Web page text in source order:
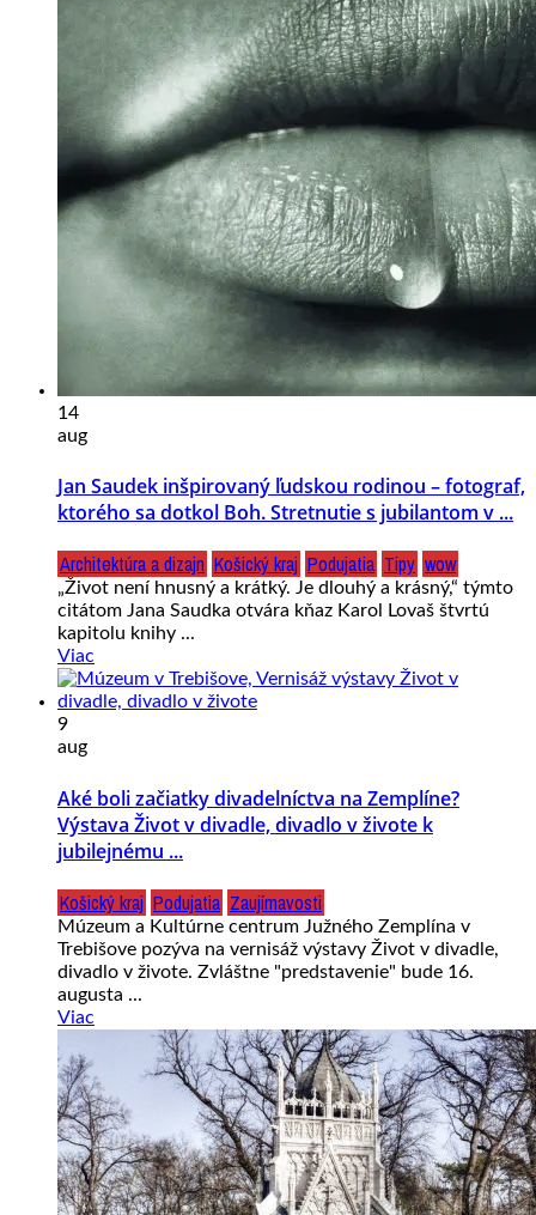
14
aug
Jan Saudek inšpirovaný ľudskou rodinou – fotograf,
ktorého sa dotkol Boh. Stretnutie s jubilantom v ...
Architektúra a dizajn Košický kraj Podujatia Tipy wow
„Život není hnusný a krátký. Je dlouhý a krásný,“ týmto
citátom Jana Saudka otvára kňaz Karol Lovaš štvrtú
kapitolu knihy ...
Viac
9
aug
Aké boli začiatky divadelníctva na Zemplíne?
Výstava Život v divadle, divadlo v živote k
jubilejnému ...
Košický kraj Podujatia Zaujímavosti
Múzeum a Kultúrne centrum Južného Zemplína v
Trebišove pozýva na vernisáž výstavy Život v divadle,
divadlo v živote. Zvláštne "predstavenie" bude 16.
augusta ...
Viac